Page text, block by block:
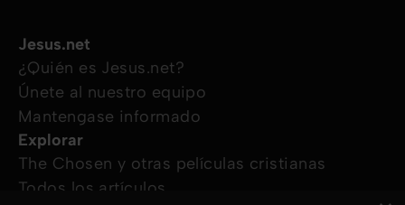
Jesus.net
¿Quién es Jesus.net?
Únete al nuestro equipo
Mantengase informado
Explorar
The Chosen y otras películas cristianas
Todos los artículos